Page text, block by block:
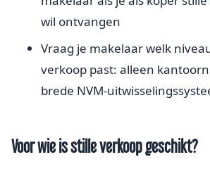
wil ontvangen
Vraag je makelaar welk
verkoop past: alleen
brede NVM-
Voor wie is stille verkoop geschikt?